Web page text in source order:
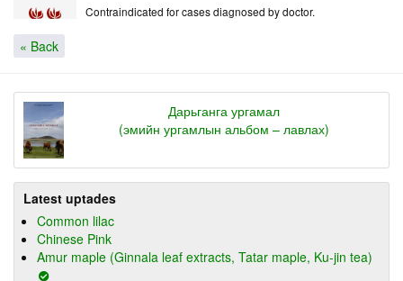
Contraindicated for cases diagnosed by doctor.
« Back
Дарьганга ургамал
(эмийн ургамлын альбом – лавлах)
Latest uptades
Common lilac
Chinese Pink
Amur maple (Ginnala leaf extracts, Tatar maple, Ku-jin tea)